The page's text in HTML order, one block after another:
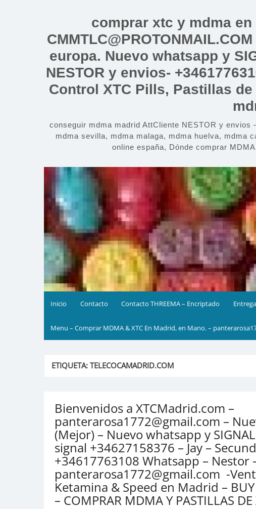
comprar xtc y mdma
europa. Nuevo whatsapp y
NESTOR y envios-
Control XTC Pills, Pastillas
conseguir mdma madrid AttCliente NESTOR y
mdma sevilla, mdma malaga, mdma huelva, mdma
online españa, Dónde comprar
Inicio Contacto Contacto THREEMA – Encriptado
Menu – Comprar MDMA & XTC En Madrid, en Mano. –
ETIQUETA:TELECOCAMADRID.COM
Bienvenidos a XTCMadrid.com –
panterarosa1772@gmail.com –
(Mejor) – Nuevo whatsapp y
signal +34627158376 – Jay –
+34617763108 Whatsapp – Nestor
panterarosa1772@gmail.com -
Ketamina & Speed en Madrid –
– COMPRAR MDMA Y PASTILLAS